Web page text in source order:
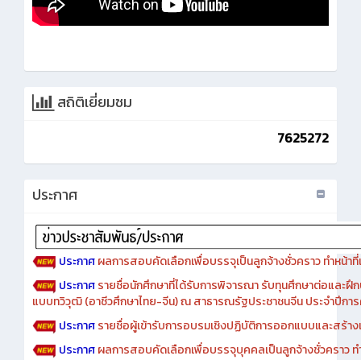
สถิติเยี่ยมชม
7625272
ประกาศ
ประกาศผลการสอบคัดเลือกเพื่อบรรจุเป็นลูกจ้างชั่วคราว ทำหน้าที่
ประกาศรายชื่อนักศึกษาที่ได้รับการพิจารณา รับทุนศึกษาต่อและฝึ
แบบทวิวุฒิ (อาชีวศึกษาไทย-จีน) ณ สาธารณรัฐประชาชนจีน ประจำปีก
ประกาศรายชื่อผู้เข้ารับการอบรมเชิงปฏิบัติการออกแบบและสร้า
ประกาศผลการสอบคัดเลือกเพื่อบรรจุบุคคลเป็นลูกจ้างชั่วคราว ท